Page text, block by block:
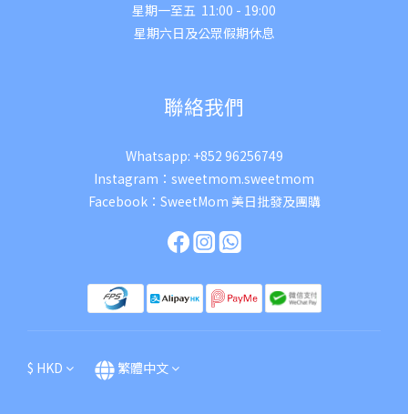
星期一至五 11:00 - 19:00
星期六日及公眾假期休息
聯絡我們
Whatsapp: +852 96256749
Instagram： sweetmom.sweetmom
Facebook： SweetMom 美日批發及團購
$ HKD 繁體中文